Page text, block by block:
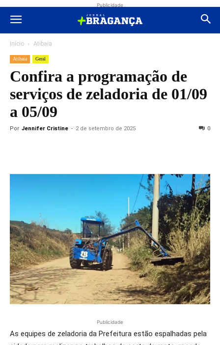
Publicidade
Início Atibaia
Atibaia Geral
Confira a programação de
serviços de zeladoria de 01/09
a 05/09
Por Jennifer Cristine - 2 de setembro de 2025 0
Publicidade
As equipes de zeladoria da Prefeitura estão espalhadas pela